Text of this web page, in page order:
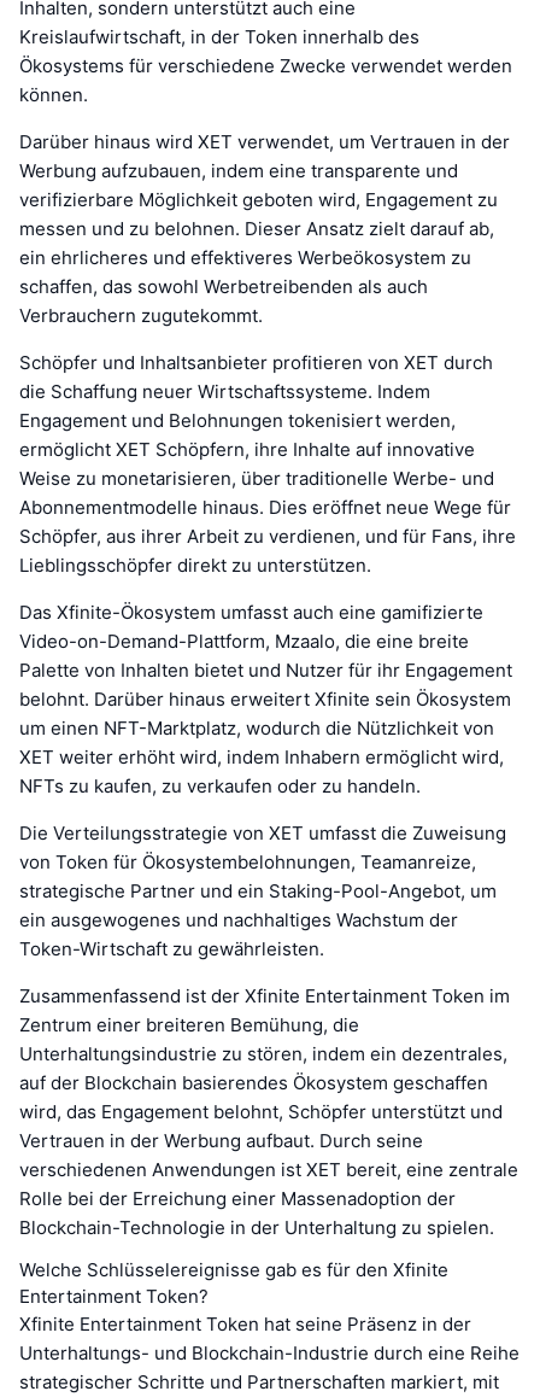
Inhalten, sondern unterstützt auch eine
Kreislaufwirtschaft, in der Token innerhalb des
Ökosystems für verschiedene Zwecke verwendet werden
können.
Darüber hinaus wird XET verwendet, um Vertrauen in der
Werbung aufzubauen, indem eine transparente und
verifizierbare Möglichkeit geboten wird, Engagement zu
messen und zu belohnen. Dieser Ansatz zielt darauf ab,
ein ehrlicheres und effektiveres Werbeökosystem zu
schaffen, das sowohl Werbetreibenden als auch
Verbrauchern zugutekommt.
Schöpfer und Inhaltsanbieter profitieren von XET durch
die Schaffung neuer Wirtschaftssysteme. Indem
Engagement und Belohnungen tokenisiert werden,
ermöglicht XET Schöpfern, ihre Inhalte auf innovative
Weise zu monetarisieren, über traditionelle Werbe- und
Abonnementmodelle hinaus. Dies eröffnet neue Wege für
Schöpfer, aus ihrer Arbeit zu verdienen, und für Fans, ihre
Lieblingsschöpfer direkt zu unterstützen.
Das Xfinite-Ökosystem umfasst auch eine gamifizierte
Video-on-Demand-Plattform, Mzaalo, die eine breite
Palette von Inhalten bietet und Nutzer für ihr Engagement
belohnt. Darüber hinaus erweitert Xfinite sein Ökosystem
um einen NFT-Marktplatz, wodurch die Nützlichkeit von
XET weiter erhöht wird, indem Inhabern ermöglicht wird,
NFTs zu kaufen, zu verkaufen oder zu handeln.
Die Verteilungsstrategie von XET umfasst die Zuweisung
von Token für Ökosystembelohnungen, Teamanreize,
strategische Partner und ein Staking-Pool-Angebot, um
ein ausgewogenes und nachhaltiges Wachstum der
Token-Wirtschaft zu gewährleisten.
Zusammenfassend ist der Xfinite Entertainment Token im
Zentrum einer breiteren Bemühung, die
Unterhaltungsindustrie zu stören, indem ein dezentrales,
auf der Blockchain basierendes Ökosystem geschaffen
wird, das Engagement belohnt, Schöpfer unterstützt und
Vertrauen in der Werbung aufbaut. Durch seine
verschiedenen Anwendungen ist XET bereit, eine zentrale
Rolle bei der Erreichung einer Massenadoption der
Blockchain-Technologie in der Unterhaltung zu spielen.
Welche Schlüsselereignisse gab es für den Xfinite
Entertainment Token?
Xfinite Entertainment Token hat seine Präsenz in der
Unterhaltungs- und Blockchain-Industrie durch eine Reihe
strategischer Schritte und Partnerschaften markiert, mit